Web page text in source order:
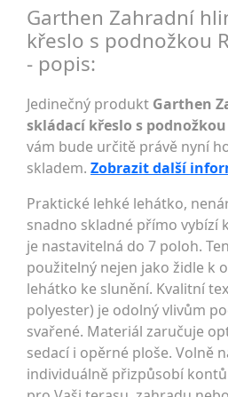
Garthen Zahradní
křeslo s podnožkou
- popis:
Jedinečný produkt Garthen
skládací křeslo s
vám bude určitě právě nyní
skladem. Zobrazit další
Praktické lehké lehátko,
snadno skladné přímo vybízí
je nastavitelná do 7 poloh.
použitelný nejen jako židle k
lehátko ke slunění. Kvalitní
polyester) je odolný vlivům
svařené. Materiál zaručuje
sedací i opěrné ploše. Volně
individuálně přizpůsobí